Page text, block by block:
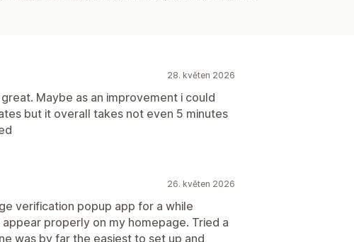
28. květen 2026
Maybe as an improvement i could
but it overall takes not even 5 minutes
26. květen 2026
verification popup app for a while
properly on my homepage. Tried a
was by far the easiest to set up and